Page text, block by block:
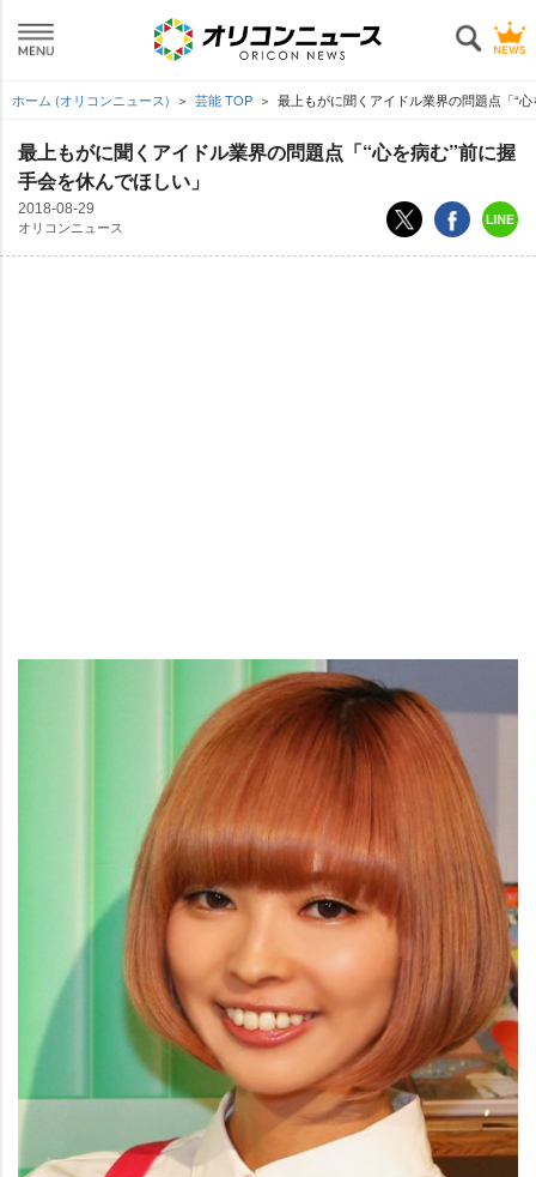
ホーム (オリコンニュース) 芸能 TOP 最上もがに聞くアイドル業界の問題点「“
最上もがに聞くアイドル業界の問題点「“心を病む”前に握
手会を休んでほしい」
2018-08-29
オリコンニュース